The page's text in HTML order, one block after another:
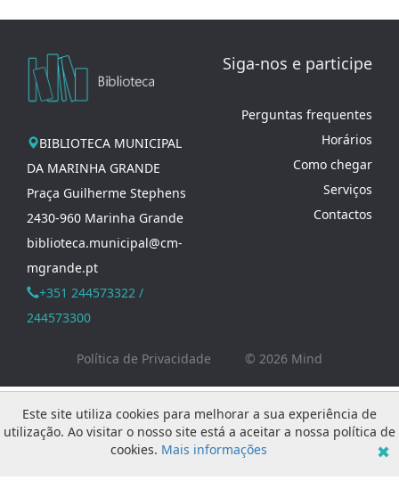
BIBLIOTECA MUNICIPAL
DA MARINHA GRANDE
Praça Guilherme Stephens
2430-960 Marinha Grande
biblioteca.municipal@cm-
mgrande.pt
+351 244573322 /
244573300
Siga-nos e participe
Perguntas frequentes
Horários
Como chegar
Serviços
Contactos
Política de Privacidade © 2026 Mind
Este site utiliza cookies para melhorar a sua experiência de
utilização. Ao visitar o nosso site está a aceitar a nossa política de
cookies. Mais informações ✖